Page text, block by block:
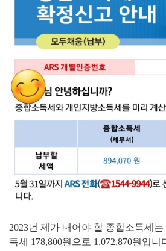
2023년 제가 내어야 할 종합소득세는
득세 178,800원으로 1,072,870원입니